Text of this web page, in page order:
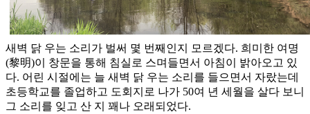
새벽 닭 우는 소리가 벌써 몇 번째인지 모르겠다. 희미한 여명
(黎明)이 창문을 통해 침실로 스며들면서 아침이 밝아오고 있
다. 어린 시절에는 늘 새벽 닭 우는 소리를 들으면서 자랐는데
초등학교를 졸업하고 도회지로 나가 50여 년 세월을 살다 보니
그 소리를 잊고 산 지 꽤나 오래되었다.